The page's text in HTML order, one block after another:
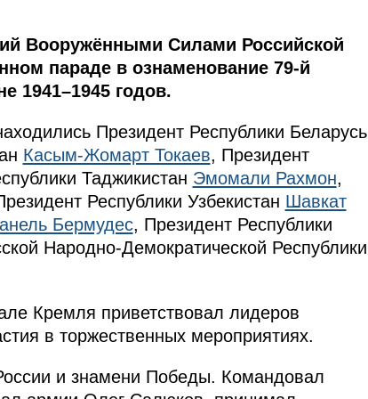
Вооружёнными Силами Российской
параде в ознаменование 79-й
1941–1945 годов.
Президент Республики Беларусь
Касым-Жомарт Токаев, Президент
Таджикистан Эмомали Рахмон,
Республики Узбекистан Шавкат
Бермудес, Президент Республики
Народно-Демократической Республики
Кремля приветствовал лидеров
в торжественных мероприятиях.
и знамени Победы. Командовал